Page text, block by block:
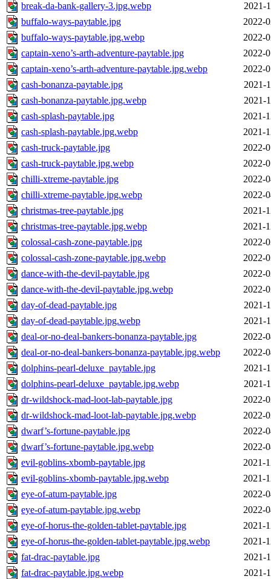
break-da-bank-gallery-3.jpg.webp
2021-
buffalo-ways-paytable.jpg
2022-
buffalo-ways-paytable.jpg.webp
2022-
captain-xeno’s-arth-adventure-paytable.jpg
2022-
captain-xeno’s-arth-adventure-paytable.jpg.webp
2022-
cash-bonanza-paytable.jpg
2021-
cash-bonanza-paytable.jpg.webp
2021-
cash-splash-paytable.jpg
2021-
cash-splash-paytable.jpg.webp
2021-
cash-truck-paytable.jpg
2022-
cash-truck-paytable.jpg.webp
2022-
chilli-xtreme-paytable.jpg
2022-
chilli-xtreme-paytable.jpg.webp
2022-
christmas-tree-paytable.jpg
2021-
christmas-tree-paytable.jpg.webp
2021-
colossal-cash-zone-paytable.jpg
2022-
colossal-cash-zone-paytable.jpg.webp
2022-
dance-with-the-devil-paytable.jpg
2022-
dance-with-the-devil-paytable.jpg.webp
2022-
day-of-dead-paytable.jpg
2021-
day-of-dead-paytable.jpg.webp
2021-
deal-or-no-deal-bankers-bonanza-paytable.jpg
2022-
deal-or-no-deal-bankers-bonanza-paytable.jpg.webp
2022-
dolphins-pearl-deluxe_paytable.jpg
2021-
dolphins-pearl-deluxe_paytable.jpg.webp
2021-
dr-wildshock-mad-loot-lab-paytable.jpg
2022-
dr-wildshock-mad-loot-lab-paytable.jpg.webp
2022-
dwarf’s-fortune-paytable.jpg
2022-
dwarf’s-fortune-paytable.jpg.webp
2022-
evil-goblins-xbomb-paytable.jpg
2021-
evil-goblins-xbomb-paytable.jpg.webp
2021-
eye-of-atum-paytable.jpg
2022-
eye-of-atum-paytable.jpg.webp
2022-
eye-of-horus-the-golden-tablet-paytable.jpg
2021-
eye-of-horus-the-golden-tablet-paytable.jpg.webp
2021-
fat-drac-paytable.jpg
2021-
fat-drac-paytable.jpg.webp
2021-